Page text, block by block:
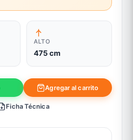
ALTO
475 cm
Agregar al carrito
Ficha Técnica